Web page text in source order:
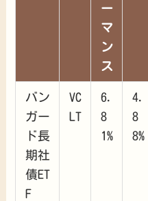
ー
マ
ン
ス
バン
ガー
ド長
期社
債ET
F
VC
LT
6.
8
1%
4.
8
8%